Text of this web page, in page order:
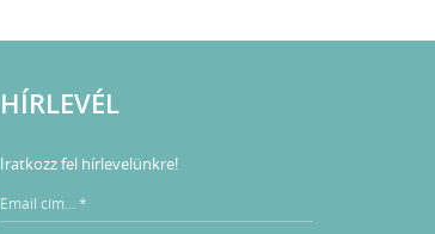
HÍRLEVÉL
Iratkozz fel hírlevelünkre!